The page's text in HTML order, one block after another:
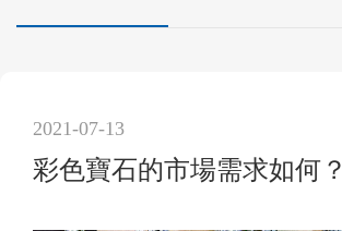
2021-07-13
彩色寶石的市場需求如何？